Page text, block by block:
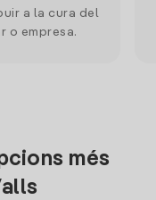
a la cura del
o empresa.
més